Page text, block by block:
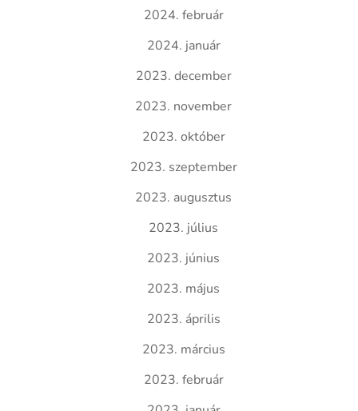
2024. február
2024. január
2023. december
2023. november
2023. október
2023. szeptember
2023. augusztus
2023. július
2023. június
2023. május
2023. április
2023. március
2023. február